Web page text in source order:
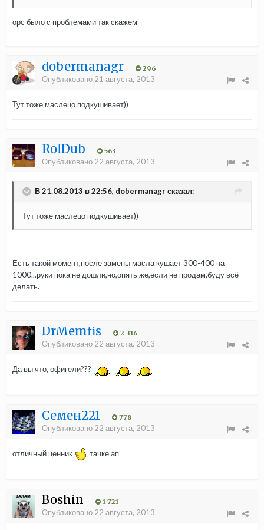
орс было с проблемами так скажем
dobermanagr 296
Опубликовано 21 августа, 2013
Тут тоже маслецо подкушивает))
RolDub 563
Опубликовано 22 августа, 2013
В 21.08.2013 в 22:56, dobermanagr сказал:
Тут тоже маслецо подкушивает))
Есть такой момент,после замены масла кушает 300-400 на
1000...руки пока не дошли,но,опять же,если не продам,буду всё
делать.
DrMemfis 2 316
Опубликовано 22 августа, 2013
Да вы что, офигели???
Семен221 778
Опубликовано 22 августа, 2013
отличный ценник тачке ап
Boshin 1 721
Опубликовано 22 августа, 2013